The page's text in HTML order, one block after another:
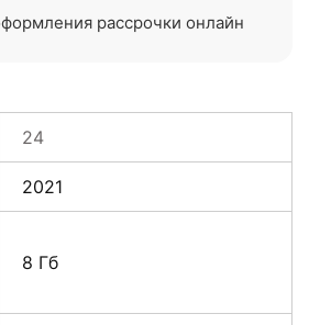
рассрочки онлайн
24
2021
8 Гб